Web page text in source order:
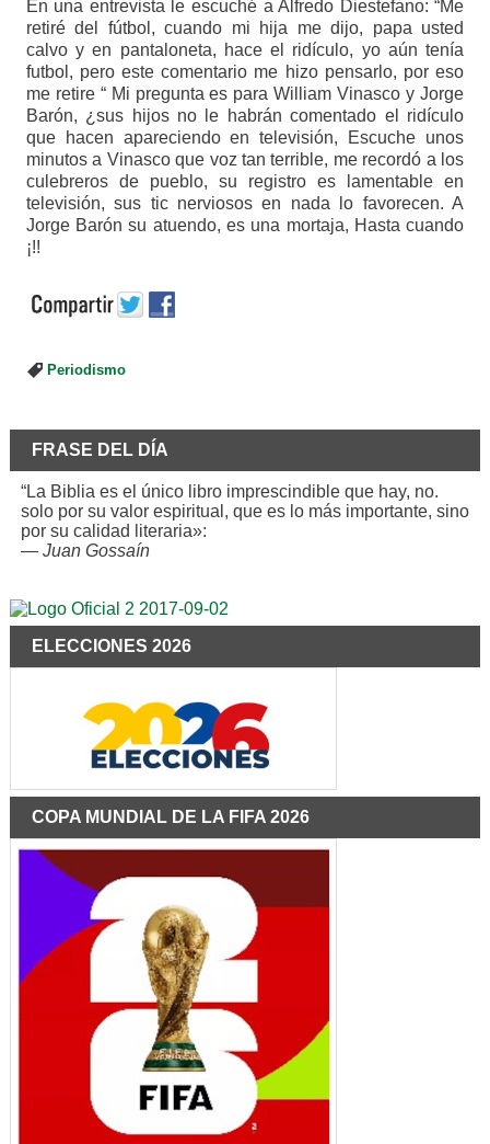
En una entrevista le escuché a Alfredo Diestefano: “Me
retiré del fútbol, cuando mi hija me dijo, papa usted
calvo y en pantaloneta, hace el ridículo, yo aún tenía
futbol, pero este comentario me hizo pensarlo, por eso
me retire “ Mi pregunta es para William Vinasco y Jorge
Barón, ¿sus hijos no le habrán comentado el ridículo
que hacen apareciendo en televisión, Escuche unos
minutos a Vinasco que voz tan terrible, me recordó a los
culebreros de pueblo, su registro es lamentable en
televisión, sus tic nerviosos en nada lo favorecen. A
Jorge Barón su atuendo, es una mortaja, Hasta cuando
¡!!
Periodismo
FRASE DEL DÍA
“La Biblia es el único libro imprescindible que hay, no.
solo por su valor espiritual, que es lo más importante, sino
por su calidad literaria»:
— Juan Gossaín
ELECCIONES 2026
COPA MUNDIAL DE LA FIFA 2026